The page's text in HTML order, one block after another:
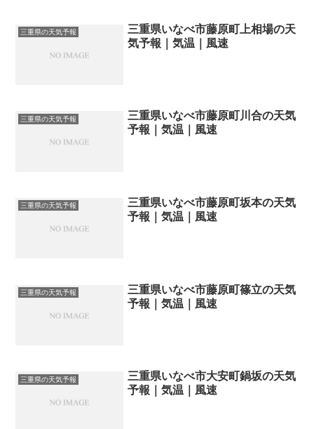
三重県の天気予報
三重県いなべ市藤原町上相場の天
気予報｜気温｜風速
三重県の天気予報
三重県いなべ市藤原町川合の天気
予報｜気温｜風速
三重県の天気予報
三重県いなべ市藤原町坂本の天気
予報｜気温｜風速
三重県の天気予報
三重県いなべ市藤原町篠立の天気
予報｜気温｜風速
三重県の天気予報
三重県いなべ市大安町鍋坂の天気
予報｜気温｜風速